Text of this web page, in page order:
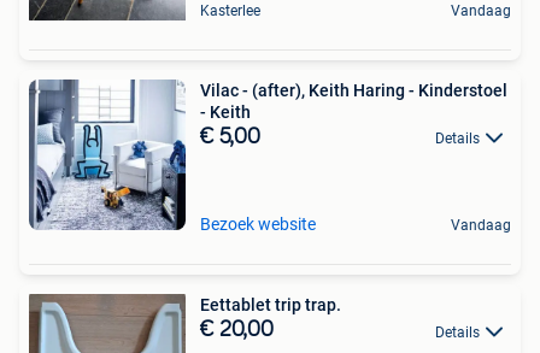
Kasterlee Vandaag
Vilac - (after), Keith Haring - Kinderstoel
- Keith
€ 5,00 Details
Bezoek website Vandaag
Eettablet trip trap.
€ 20,00 Details